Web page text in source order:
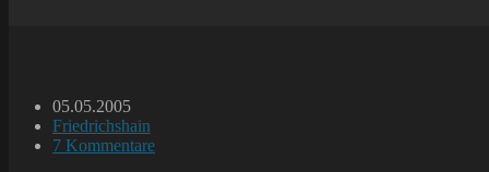
Beitrag
veröffentlicht:
05.05.2005
Beitrags-
Kategorie:
Friedrichshain
Beitrags-
7 Kommentare